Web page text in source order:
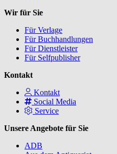
Wir für Sie
Für Verlage
Für Buchhandlungen
Für Dienstleister
Für Selfpublisher
Kontakt
Kontakt
Social Media
Service
Unsere Angebote für Sie
ADB